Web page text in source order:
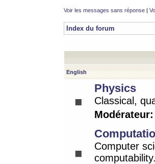
Voir les messages sans réponse |
Index du forum
English
Physics
Classical,
Modérateur:
Computer